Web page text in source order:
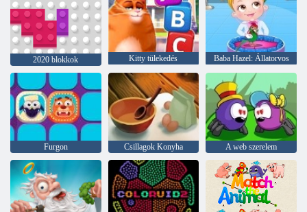
2020 blokkok Kitty tülekedés Baba Hazel: Állatorvos
Furgon Csillagok Konyha A web szerelem